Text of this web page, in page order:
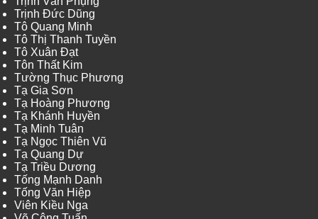
Trịnh Đức Dũng
Tô Quang Minh
Tô Thị Thanh Tuyền
Tô Xuân Đạt
Tôn Thất Kim
Tường Thục Phương
Tạ Gia Sơn
Tạ Hoàng Phương
Tạ Khánh Huyền
Tạ Minh Tuân
Tạ Ngọc Thiên Vũ
Tạ Quang Dự
Tạ Triều Dương
Tống Mạnh Danh
Tống Văn Hiệp
Viên Kiều Nga